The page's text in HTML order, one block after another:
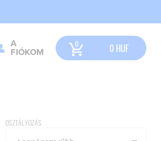
A
FIÓKOM
0 HUF
OSZTÁLYOZÁS